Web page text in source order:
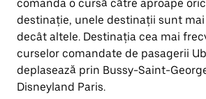
comanda o cursă către aproape
destinație, unele destinații sunt
decât altele. Destinația cea mai
curselor comandate de pasagerii
deplasează prin Bussy-Saint-
Disneyland Paris.